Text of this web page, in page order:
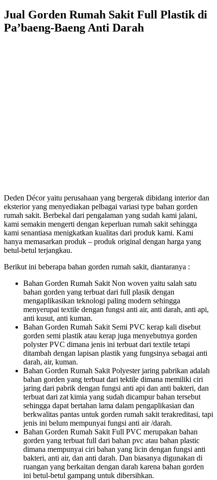
Jual Gorden Rumah Sakit Full Plastik di
Pa’baeng-Baeng Anti Darah
Deden Décor yaitu perusahaan yang bergerak dibidang interior dan
eksterior yang menyediakan pelbagai variasi type bahan gorden
rumah sakit. Berbekal dari pengalaman yang sudah kami jalani,
kami semakin mengerti dengan keperluan rumah sakit sehingga
kami senantiasa menigkatkan kualitas dari produk kami. Kami
hanya memasarkan produk – produk original dengan harga yang
betul-betul terjangkau.
Berikut ini beberapa bahan gorden rumah sakit, diantaranya :
Bahan Gorden Rumah Sakit Non woven yaitu salah satu
bahan gorden yang terbuat dari full plasik dengan
mengaplikasikan teknologi paling modern sehingga
menyerupai textile dengan fungsi anti air, anti darah, anti api,
anti kusut, anti kuman.
Bahan Gorden Rumah Sakit Semi PVC kerap kali disebut
gorden semi plastik atau kerap juga menyebutnya gorden
polyster PVC dimana jenis ini terbuat dari textile tetapi
ditambah dengan lapisan plastik yang fungsinya sebagai anti
darah, air, kuman.
Bahan Gorden Rumah Sakit Polyester jaring pabrikan adalah
bahan gorden yang terbuat dari tektile dimana memiliki ciri
jaring dari pabrik dengan fungsi anti api dan anti bakteri, dan
terbuat dari zat kimia yang sudah dicampur bahan tersebut
sehingga dapat bertahan lama dalam pengaplikasian dan
berkwalitas pantas untuk gorden rumah sakit terakreditasi, tapi
jenis ini belum mempunyai fungsi anti air /darah.
Bahan Gorden Rumah Sakit Full PVC merupakan bahan
gorden yang terbuat full dari bahan pvc atau bahan plastic
dimana mempunyai ciri bahan yang licin dengan fungsi anti
bakteri, anti air, dan anti darah. Dan biasanya digunakan di
ruangan yang berkaitan dengan darah karena bahan gorden
ini betul-betul gampang untuk dibersihkan.